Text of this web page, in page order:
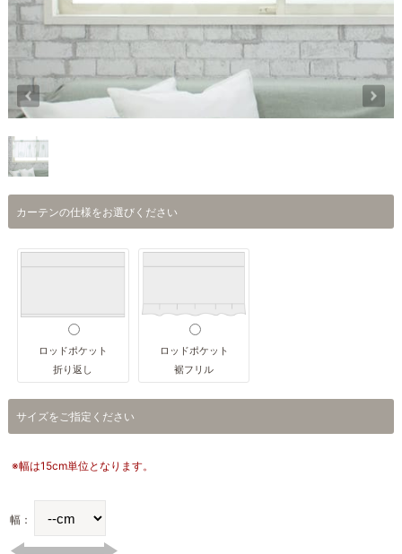
カーテンの仕様をお選びください
ロッドポケット
折り返し
ロッドポケット
裾フリル
サイズをご指定ください
※幅は15cm単位となります。
幅：